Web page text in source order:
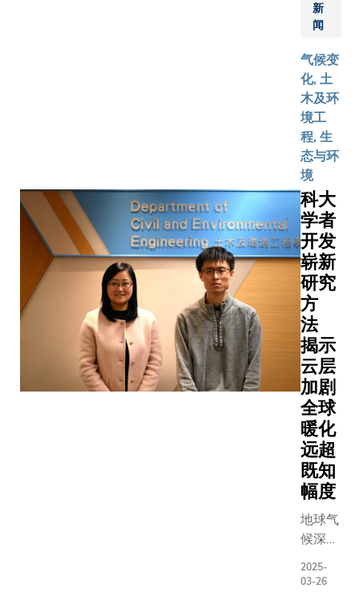
队研发的
机器人，
尖跨学科
团队的前
沿科技精
髓，将在
国家重大
航天任务
中承担关
键角色，
以其卓越
的自主功
能及精确
度，在适
应月球极
端环境方
面发挥极
致的作
用。科大
副校长
（研究及
发展）郑
光廷教授
表示：
「中国航
天事业发
展迅速，
在深空探
索领域的
成就举世
的潜在风
括分析其
相对距离
规律，例
路边行走
会被归类
险群体。 二、
社会权重
射模组
(Socially
决策过程
伦理权重
保护弱势
例如在实
上，自驾
在规则允
的情况下
能会主动
人。 三、行为
信念编码
Belief
预判自驾
对整体交
的影响，
致周边司
升食物
和药物
的製造
流程。
预测颗
粒材料
动力的
挑战
固体颗
粒材料
（如：
土壤、
沙子，
以及製
药和食
品生产
中使用
的粉
末）的
流动，
是支配
许多自
然环境
与工业
过程的
基本机
制。理
解这些
周边流
新
闻
气候变
化, 土
木及环
境工
程, 生
态与环
境
科大
学者
开发
崭新
研究
方
法
揭示
云层
加剧
全球
暖化
远超
既知
幅度
地球气
候深受
洋低云
2025-
03-26